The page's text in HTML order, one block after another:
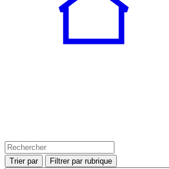
Trier par Filtrer par rubrique